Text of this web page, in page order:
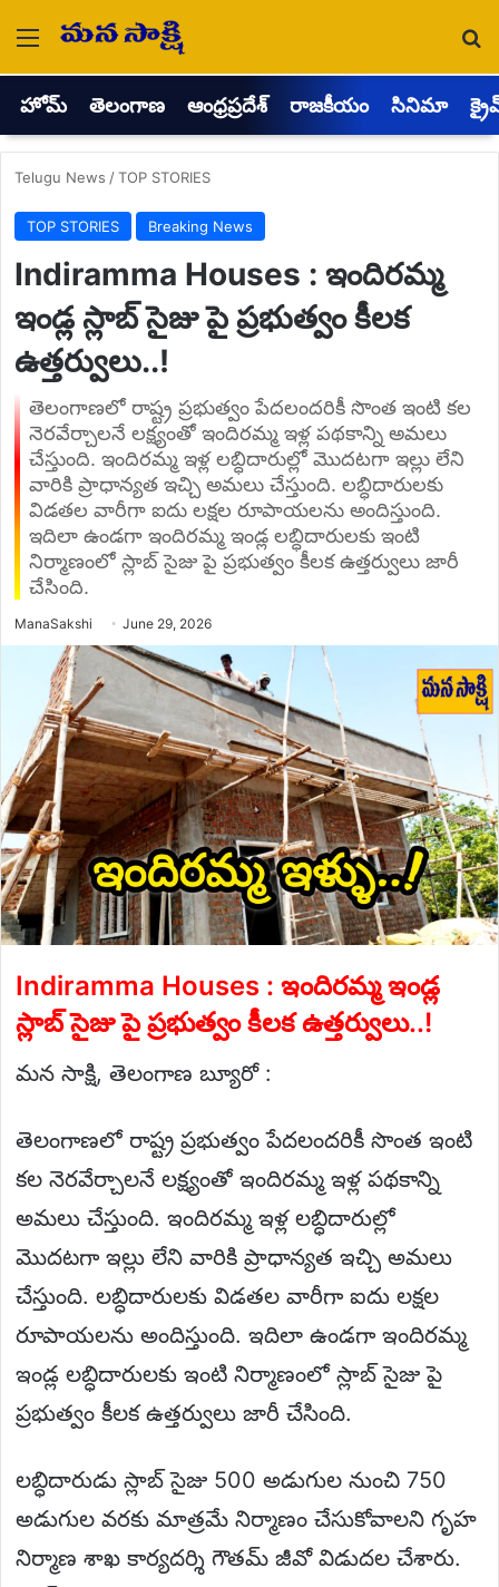
Menu
హోమ్ తెలంగాణ ఆంధ్రప్రదేశ్ రాజకీయం సినిమా
Telugu News /TOP STORIES
TOP STORIES Breaking News
Indiramma Houses : ఇందిరమ్మ
ఇండ్ల స్లాబ్ సైజు పై ప్రభుత్వం కీలక
ఉత్తర్వులు..!
తెలంగాణలో రాష్ట్ర ప్రభుత్వం పేదలందరికీ సొంత ఇంటి కల
నెరవేర్చాలనే లక్ష్యంతో ఇందిరమ్మ ఇళ్ల పథకాన్ని అమలు
చేస్తుంది. ఇందిరమ్మ ఇళ్ల లబ్ధిదారుల్లో మొదటగా ఇల్లు లేని
వారికి ప్రాధాన్యత ఇచ్చి అమలు చేస్తుంది. లబ్ధిదారులకు
విడతల వారీగా ఐదు లక్షల రూపాయలను అందిస్తుంది.
ఇదిలా ఉండగా ఇందిరమ్మ ఇండ్ల లబ్ధిదారులకు ఇంటి
నిర్మాణంలో స్లాబ్ సైజు పై ప్రభుత్వం కీలక ఉత్తర్వులు జారీ
చేసింది.
ManaSakshi Send
email
June 29, 2026
Indiramma Houses : ఇందిరమ్మ ఇండ్ల
స్లాబ్ సైజు పై ప్రభుత్వం కీలక ఉత్తర్వులు..!
మన సాక్షి, తెలంగాణ బ్యూరో :
తెలంగాణలో రాష్ట్ర ప్రభుత్వం పేదలందరికీ సొంత ఇంటి
కల నెరవేర్చాలనే లక్ష్యంతో ఇందిరమ్మ ఇళ్ల పథకాన్ని
అమలు చేస్తుంది. ఇందిరమ్మ ఇళ్ల లబ్ధిదారుల్లో
మొదటగా ఇల్లు లేని వారికి ప్రాధాన్యత ఇచ్చి అమలు
చేస్తుంది. లబ్ధిదారులకు విడతల వారీగా ఐదు లక్షల
రూపాయలను అందిస్తుంది. ఇదిలా ఉండగా ఇందిరమ్మ
ఇండ్ల లబ్ధిదారులకు ఇంటి నిర్మాణంలో స్లాబ్ సైజు పై
ప్రభుత్వం కీలక ఉత్తర్వులు జారీ చేసింది.
లబ్ధిదారుడు స్లాబ్ సైజు 500 అడుగుల నుంచి 750
అడుగుల వరకు మాత్రమే నిర్మాణం చేసుకోవాలని గృహ
నిర్మాణ శాఖ కార్యదర్శి గౌతమ్ జీవో విడుదల చేశారు.